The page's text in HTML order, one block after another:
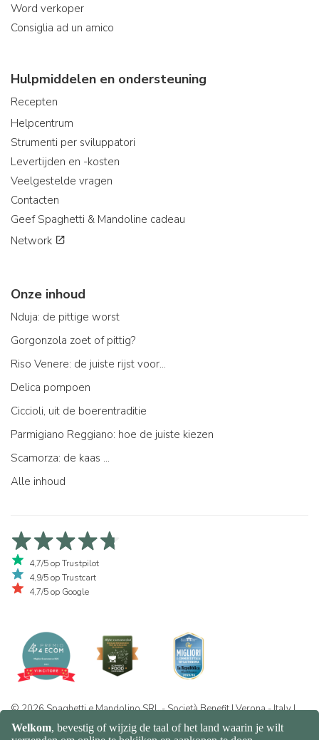
Word verkoper
Consiglia ad un amico
Hulpmiddelen en ondersteuning
Recepten
Helpcentrum
Strumenti per sviluppatori
Levertijden en -kosten
Veelgestelde vragen
Contacten
Geef Spaghetti & Mandoline cadeau
Network
Onze inhoud
Nduja: de pittige worst
Gorgonzola zoet of pittig?
Riso Venere: de juiste rijst voor...
Delica pompoen
Ciccioli, uit de boerentraditie
Parmigiano Reggiano: hoe de juiste kiezen
Scamorza: de kaas ...
Alle inhoud
4,7/5 op Trustpilot
4,9/5 op Trustcart
4,7/5 op Google
© 2026 Spaghetti e Mandolino SRL - Società Benefit | Verona - Italy |
+39 351 865 9444 | P.I. IT04913730232 | Certificazione BIO: IT-BIO-
016.380-0110744.2026.001 | REA VR-455804 |Privacy- en